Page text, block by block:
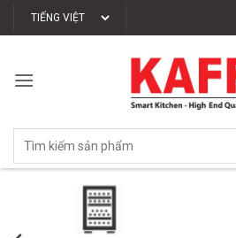
qua
dung
Tìm